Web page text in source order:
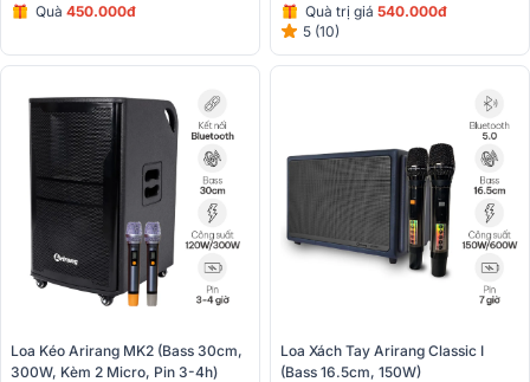
Quà 450.000đ Quà trị giá 540.000đ
5 (10)
Loa Kéo Arirang MK2 (Bass 30cm,
300W, Kèm 2 Micro, Pin 3-4h)
Loa Xách Tay Arirang Classic I
(Bass 16.5cm, 150W)